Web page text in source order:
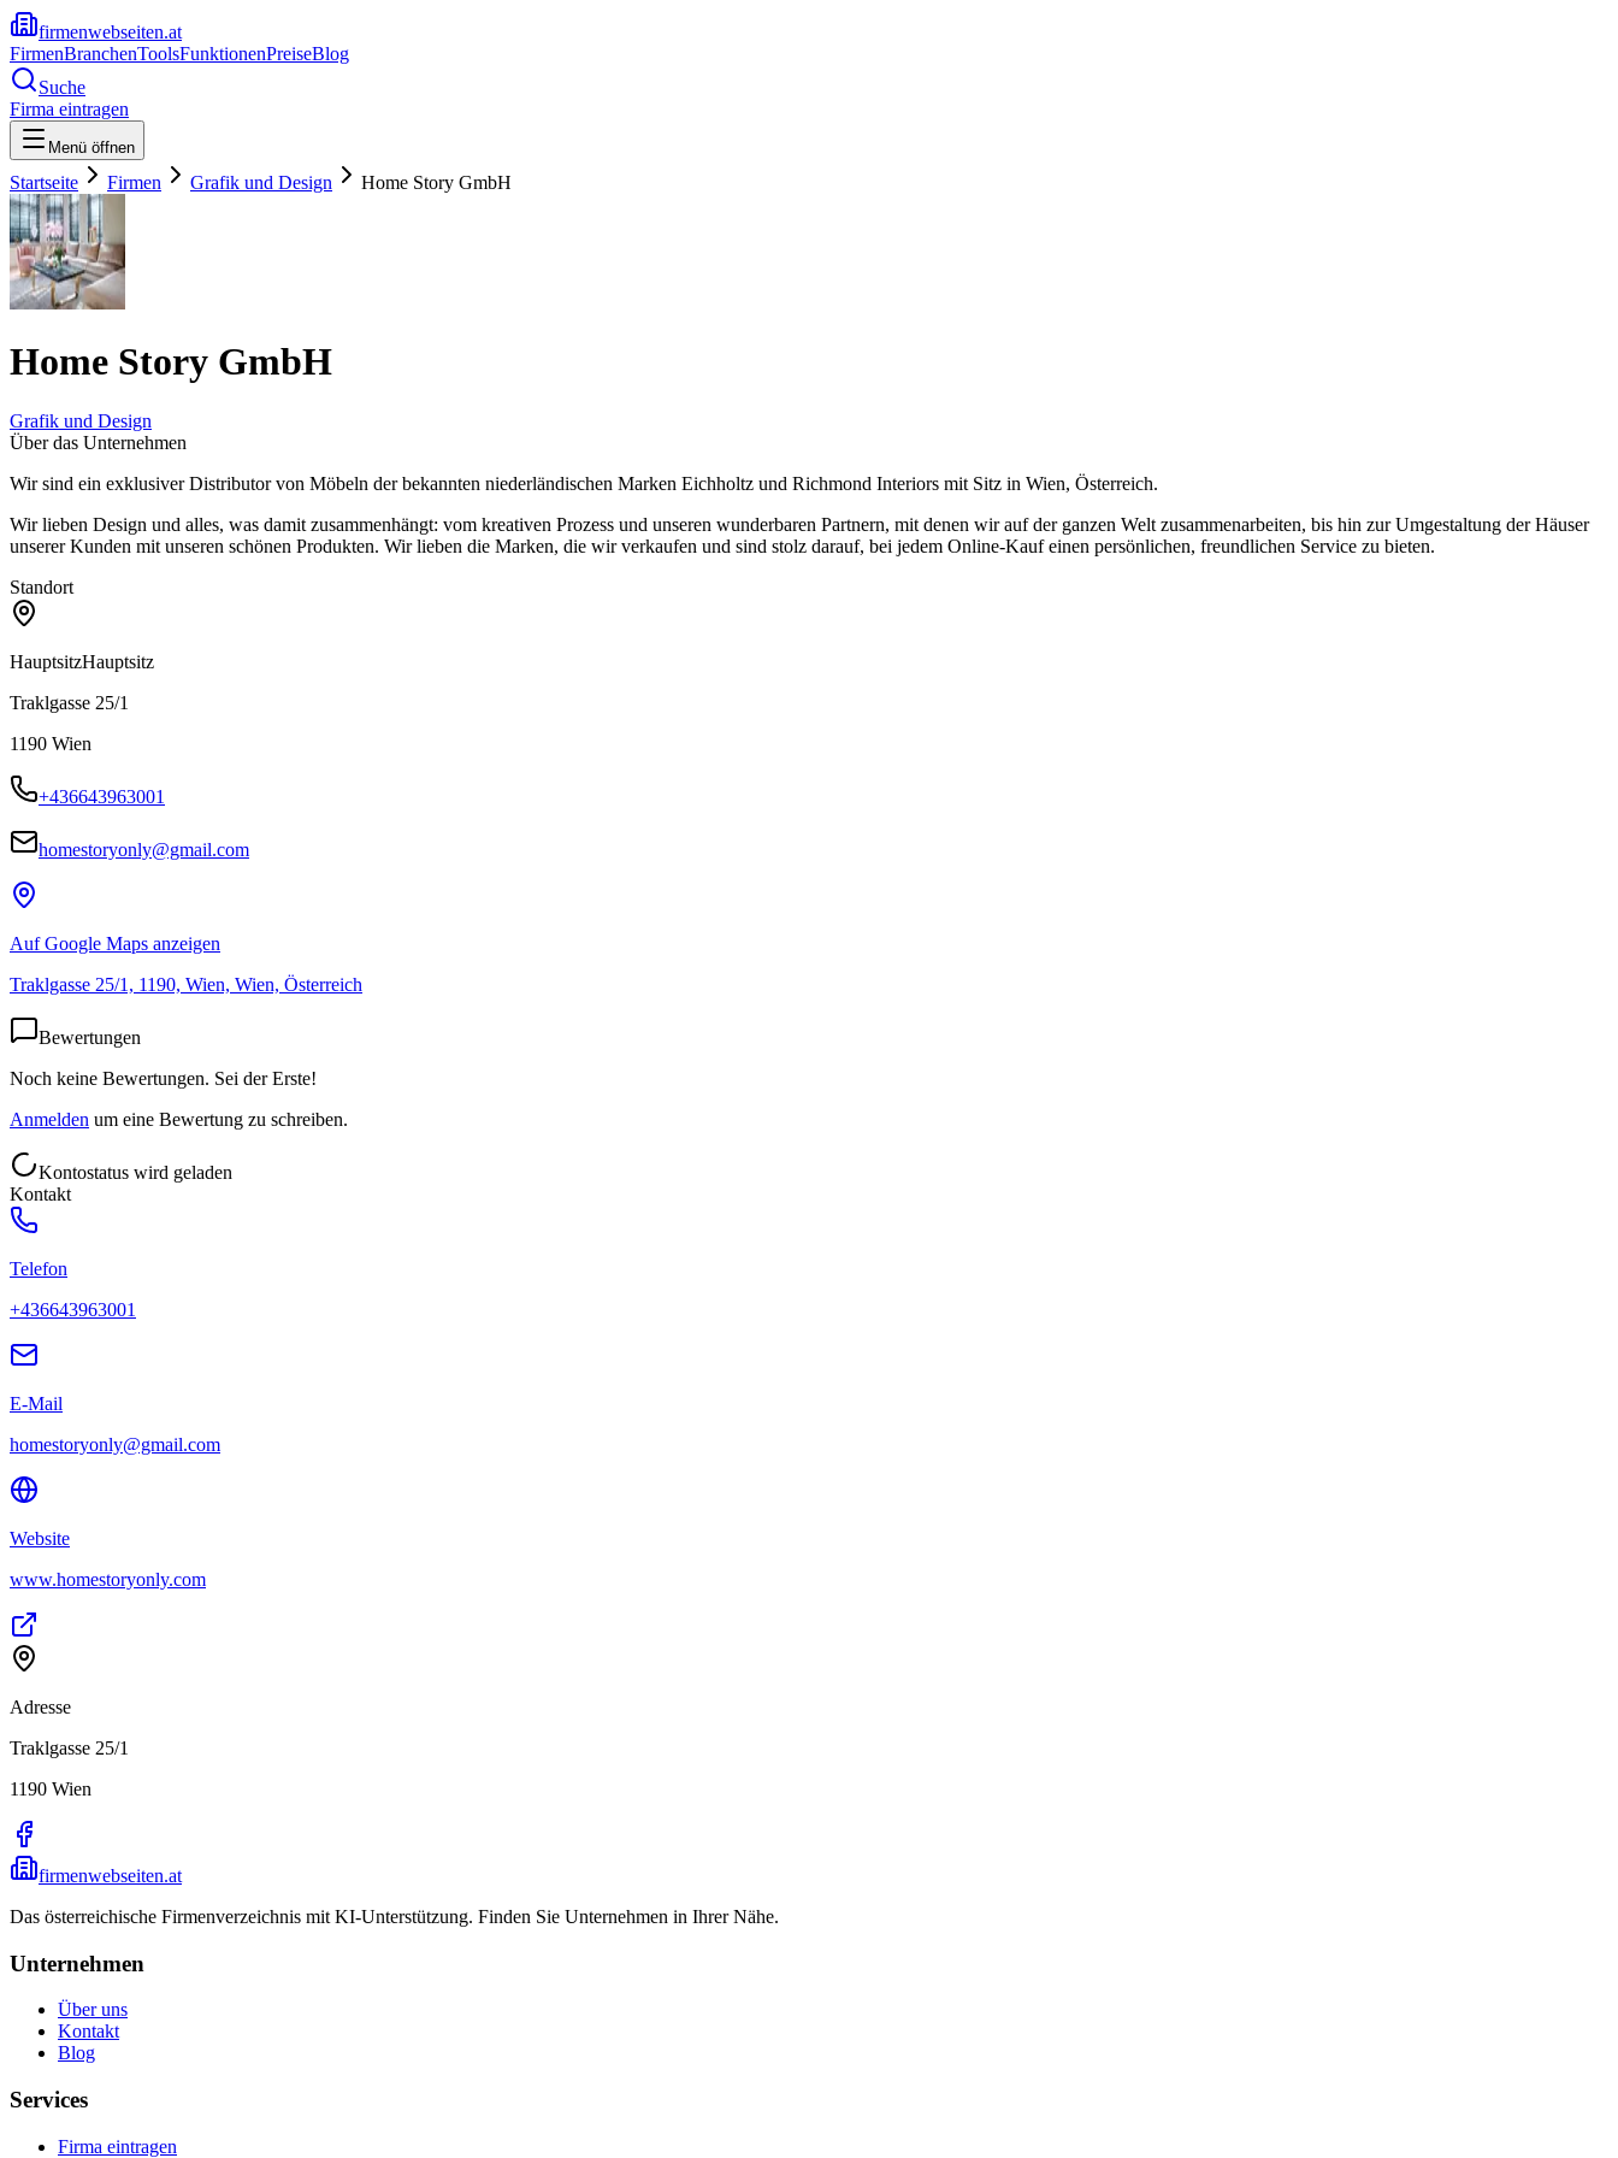
firmenwebseiten.at
FirmenBranchenToolsFunktionenPreiseBlog
Suche
Firma eintragen
Menü öffnen
Startseite Firmen Grafik und Design Home Story GmbH
Home Story GmbH
Grafik und Design
Über das Unternehmen
Wir sind ein exklusiver Distributor von Möbeln der bekannten niederländischen Marken Eichholtz und Richmond Interiors mit Sitz in Wien, Österreich.
Wir lieben Design und alles, was damit zusammenhängt: vom kreativen Prozess und unseren wunderbaren Partnern, mit denen wir auf der ganzen Welt zusammenarbeiten, bis hin zur Umgestaltung der Häuser
unserer Kunden mit unseren schönen Produkten. Wir lieben die Marken, die wir verkaufen und sind stolz darauf, bei jedem Online-Kauf einen persönlichen, freundlichen Service zu bieten.
Standort
HauptsitzHauptsitz
Traklgasse 25/1
1190 Wien
+436643963001
homestoryonly@gmail.com
Auf Google Maps anzeigen
Traklgasse 25/1, 1190, Wien, Wien, Österreich
Bewertungen
Noch keine Bewertungen. Sei der Erste!
Anmelden um eine Bewertung zu schreiben.
Kontostatus wird geladen
Kontakt
Telefon
+436643963001
E-Mail
homestoryonly@gmail.com
Website
www.homestoryonly.com
Adresse
Traklgasse 25/1
1190 Wien
firmenwebseiten.at
Das österreichische Firmenverzeichnis mit KI-Unterstützung. Finden Sie Unternehmen in Ihrer Nähe.
Unternehmen
Über uns
Kontakt
Blog
Services
Firma eintragen